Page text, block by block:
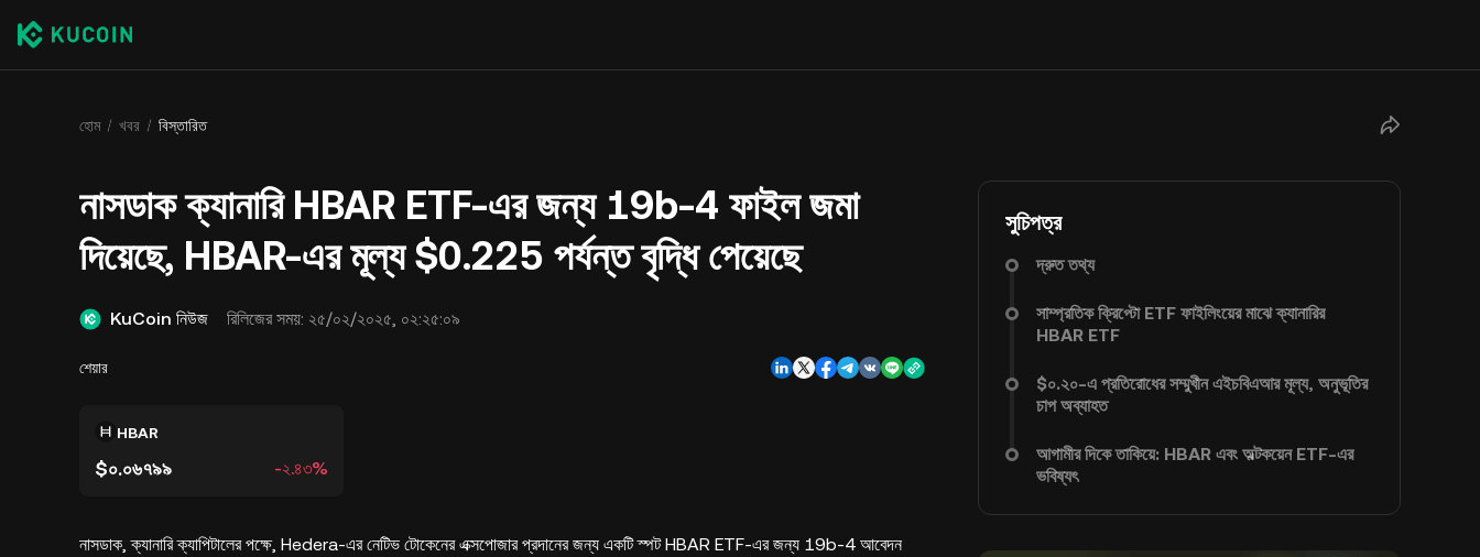
হোম খবর বিস্তারিত
নাসডাক ক্যানারি HBAR ETF-এর জন্য 19b-4 ফাইল জমা
দিয়েছে, HBAR-এর মূল্য $0.225 পর্যন্ত বৃদ্ধি পেয়েছে
KuCoin নিউজ রিলিজের সময়: ২৫/০২/২০২৫, ০২:২৫:০৯
শেয়ার
HBAR
$০.০৬৭৯৯ -২.৪৩%
নাসডাক, ক্যানারি ক্যাপিটালের পক্ষে, Hedera-এর নেটিভ টোকেনের এক্সপোজার প্রদানের জন্য একটি স্পট HBAR ETF-এর জন্য 19b-4 আবেদন
সুচিপত্র
দ্রুত তথ্য
সাম্প্রতিক ক্রিপ্টো ETF ফাইলিংয়ের মাঝে ক্যানারির
HBAR ETF
$০.২০-এ প্রতিরোধের সম্মুখীন এইচবিএআর মূল্য, অনুভূতির
চাপ অব্যাহত
আগামীর দিকে তাকিয়ে: HBAR এবং অল্টকয়েন ETF-এর
ভবিষ্যৎ